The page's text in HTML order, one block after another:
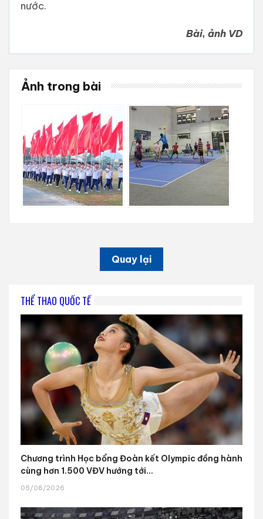
nước.
Bài, ảnh VD
Ảnh trong bài
Quay lại
THỂ THAO QUỐC TẾ
Chương trình Học bổng Đoàn kết Olympic đồng hành
cùng hơn 1.500 VĐV hướng tới...
05/08/2026